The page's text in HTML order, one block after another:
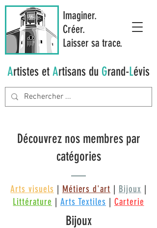
Imaginer.
Créer.
Laisser sa trace.
Artistes et Artisans du Grand-Lévis
Découvrez nos membres par
catégories
Arts visuels | Métiers d'art | Bijoux |
Littérature | Arts Textiles | Carterie
Bijoux